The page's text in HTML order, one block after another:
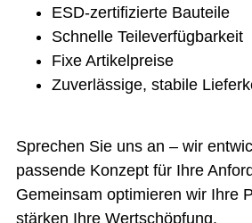
ESD-zertifizierte Bauteile
Schnelle Teileverfügbarkeit
Fixe Artikelpreise
Zuverlässige, stabile
Sprechen Sie uns an – wir
passende Konzept für Ihre
Gemeinsam optimieren wir Ihre
stärken Ihre Wertschöpfung.